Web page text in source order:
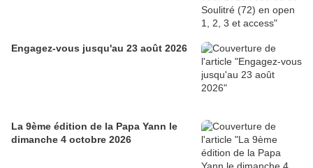
Engagez-vous jusqu'au 23 août 2026
La 9ème édition de la Papa Yann le
dimanche 4 octobre 2026